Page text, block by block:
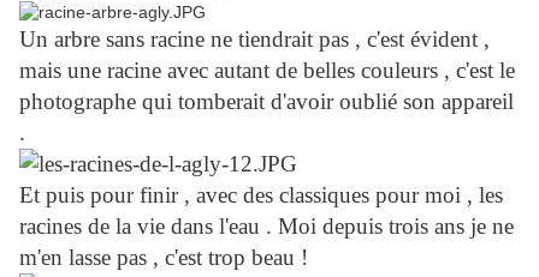
Un arbre sans racine ne tiendrait pas , c'est évident ,
mais une racine avec autant de belles couleurs , c'est le
photographe qui tomberait d'avoir oublié son appareil
.
Et puis pour finir , avec des classiques pour moi , les
racines de la vie dans l'eau . Moi depuis trois ans je ne
m'en lasse pas , c'est trop beau !